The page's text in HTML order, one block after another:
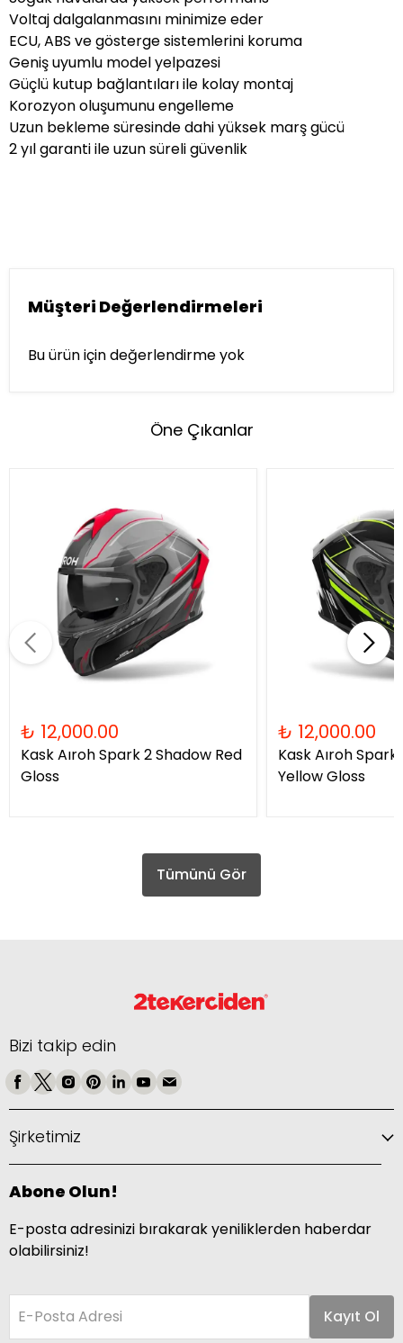
Voltaj dalgalanmasını minimize eder
ECU, ABS ve gösterge sistemlerini koruma
Geniş uyumlu model yelpazesi
Güçlü kutup bağlantıları ile kolay montaj
Korozyon oluşumunu engelleme
Uzun bekleme süresinde dahi yüksek marş gücü
2 yıl garanti ile uzun süreli güvenlik
Müşteri Değerlendirmeleri
Bu ürün için değerlendirme yok
Öne Çıkanlar
₺ 12,000.00
Kask Aıroh Spark 2 Shadow Red
Gloss
₺ 12,000.00
Kask Aıroh
Yellow Gloss
Tümünü Gör
Bizi takip edin
Şirketimiz
Abone Olun!
E-posta adresinizi bırakarak yeniliklerden haberdar
olabilirsiniz!
E-Posta Adresi Kayıt Ol